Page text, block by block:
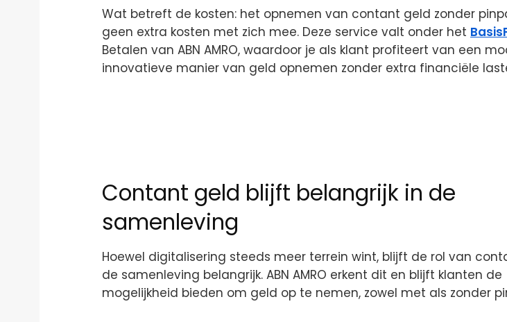
Wat betreft de kosten: het opnemen van contant geld zonder
geen extra kosten met zich mee. Deze service valt onder het
Betalen van ABN AMRO, waardoor je als klant profiteert van een
innovatieve manier van geld opnemen zonder extra financiële
Contant geld blijft belangrijk in de
samenleving
Hoewel digitalisering steeds meer terrein wint, blijft de rol van
de samenleving belangrijk. ABN AMRO erkent dit en blijft klanten de
mogelijkheid bieden om geld op te nemen, zowel met als zonder